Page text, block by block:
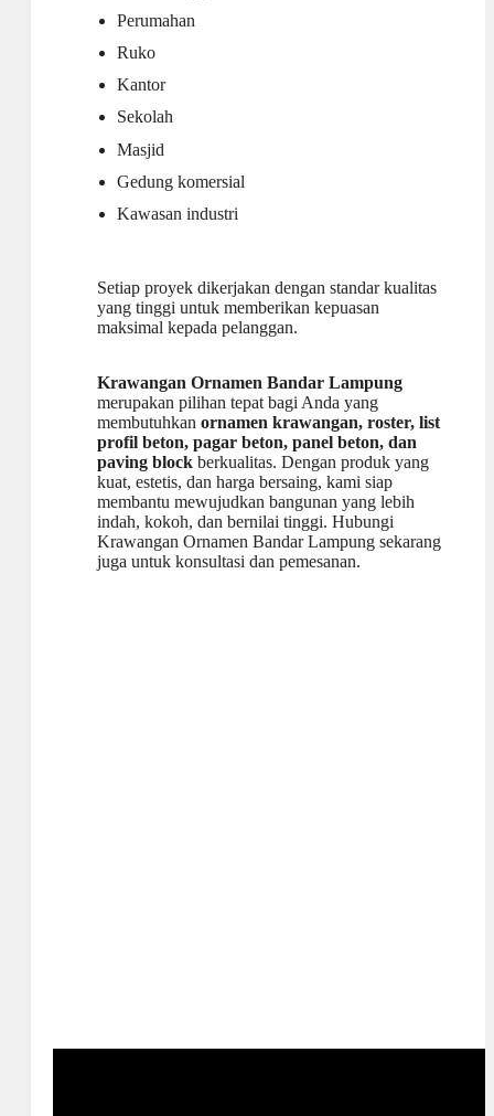
Perumahan
Ruko
Kantor
Sekolah
Masjid
Gedung komersial
Kawasan industri
Setiap proyek dikerjakan dengan standar kualitas
yang tinggi untuk memberikan kepuasan
maksimal kepada pelanggan.
Krawangan Ornamen Bandar Lampung
merupakan pilihan tepat bagi Anda yang
membutuhkan ornamen krawangan, roster, list
profil beton, pagar beton, panel beton, dan
paving block berkualitas. Dengan produk yang
kuat, estetis, dan harga bersaing, kami siap
membantu mewujudkan bangunan yang lebih
indah, kokoh, dan bernilai tinggi. Hubungi
Krawangan Ornamen Bandar Lampung sekarang
juga untuk konsultasi dan pemesanan.